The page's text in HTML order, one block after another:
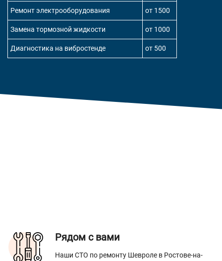
Ремонт электрооборудования от 1500
Замена тормозной жидкости от 1000
Диагностика на вибростенде от 500
Рядом с вами
Наши СТО по ремонту Шевроле в Ростове-на-